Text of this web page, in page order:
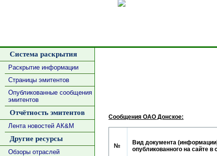
Система раскрытия
Раскрытие информации
Страницы эмитентов
Опубликованные сообщения
эмитентов
Отчётность эмитентов
Лента новостей АК&М
Другие ресурсы
Обзоры отраслей
Сообщения ОАО Донское:
№
Вид документа
опубликованного на сайте в